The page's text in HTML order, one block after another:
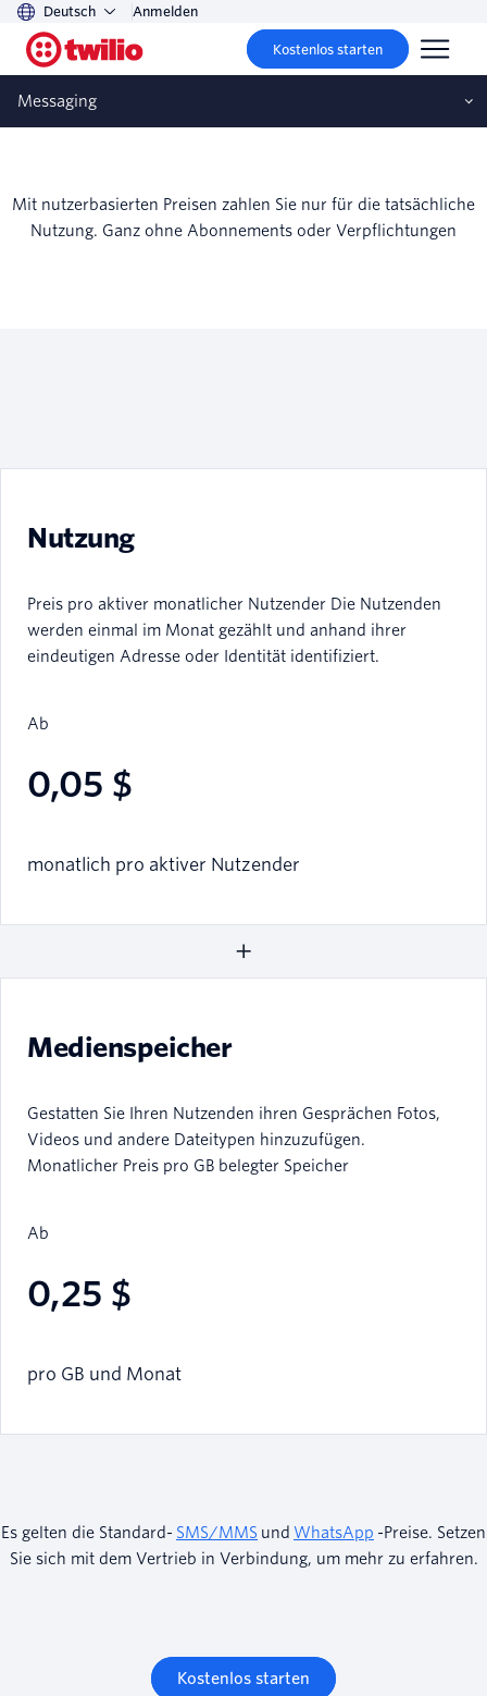
Deutsch Anmelden
Kostenlos starten
Messaging
Conversations API – Preise
Mit nutzerbasierten Preisen zahlen Sie nur für die tatsächliche
Nutzung. Ganz ohne Abonnements oder Verpflichtungen
Nutzung
Preis pro aktiver monatlicher Nutzender Die Nutzenden
werden einmal im Monat gezählt und anhand ihrer
eindeutigen Adresse oder Identität identifiziert.
Ab
0,05 $
monatlich pro aktiver Nutzender
Medienspeicher
Gestatten Sie Ihren Nutzenden ihren Gesprächen Fotos,
Videos und andere Dateitypen hinzuzufügen.
Monatlicher Preis pro GB belegter Speicher
Ab
0,25 $
pro GB und Monat
Es gelten die Standard- SMS/MMS und WhatsApp -Preise. Setzen
Sie sich mit dem Vertrieb in Verbindung, um mehr zu erfahren.
Kostenlos starten